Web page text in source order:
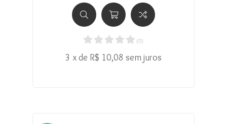
(0)
3 x de R$ 10,08 sem juros